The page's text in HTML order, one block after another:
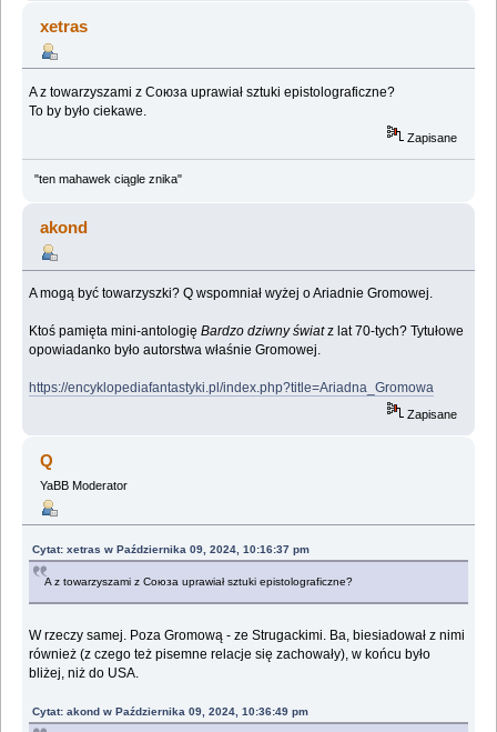
xetras
A z towarzyszami z Союза uprawiał sztuki epistolograficzne?
To by było ciekawe.
Zapisane
"ten mahawek ciągle znika"
akond
A mogą być towarzyszki? Q wspomniał wyżej o Ariadnie Gromowej.
Ktoś pamięta mini-antologięBardzo dziwny światz lat 70-tych? Tytułowe
opowiadanko było autorstwa właśnie Gromowej.
https://encyklopediafantastyki.pl/index.php?title=Ariadna_Gromowa
Zapisane
Q
YaBB Moderator
Cytat: xetras w Października 09, 2024, 10:16:37 pm
A z towarzyszami z Союза uprawiał sztuki epistolograficzne?
W rzeczy samej. Poza Gromową - ze Strugackimi. Ba, biesiadował z nimi
również (z czego też pisemne relacje się zachowały), w końcu było
bliżej, niż do USA.
Cytat: akond w Października 09, 2024, 10:36:49 pm